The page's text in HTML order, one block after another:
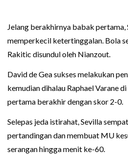
Jelang berakhirnya babak pertama,
memperkecil ketertinggalan. Bola
Rakitic disundul oleh Nianzout.
David de Gea sukses melakukan
kemudian dihalau Raphael Varane
pertama berakhir dengan skor 2-0.
Selepas jeda istirahat, Sevilla
pertandingan dan membuat MU
serangan hingga menit ke-60.